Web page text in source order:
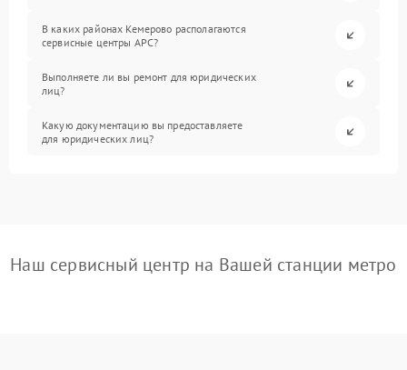
В каких районах Кемерово располагаются
сервисные центры APC?
Выполняете ли вы ремонт для юридических
лиц?
Какую документацию вы предоставляете
для юридических лиц?
Наш сервисный центр на Вашей станции метро